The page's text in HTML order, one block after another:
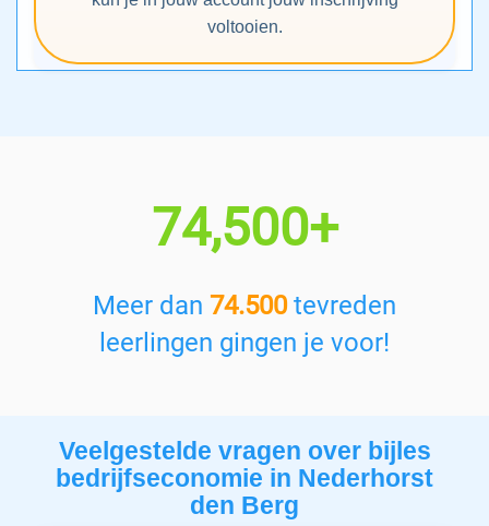
voltooien.
74,500+
Meer dan 74.500tevreden
leerlingen gingen je voor!
Veelgestelde vragen over bijles
bedrijfseconomie in Nederhorst
den Berg